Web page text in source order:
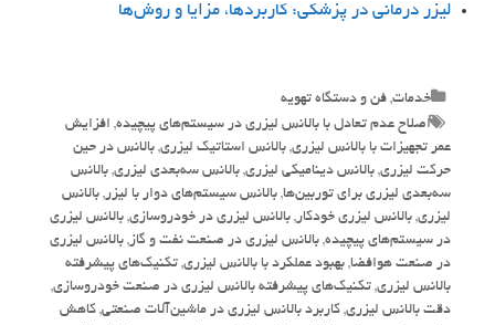
لیزر درمانی در پزشکی: کاربردها، مزایا و روش‌ها
Categories
خدمات, فن و دستگاه تهویه
Tags
اصلاح عدم تعادل با بالانس لیزری در سیستم‌های پیچیده, افزایش
عمر تجهیزات با بالانس لیزری, بالانس استاتیک لیزری, بالانس در حین
حرکت لیزری, بالانس دینامیکی لیزری, بالانس سه‌بعدی لیزری, بالانس
سه‌بعدی لیزری برای توربین‌ها, بالانس سیستم‌های دوار با لیزر, بالانس
لیزری, بالانس لیزری خودکار, بالانس لیزری در خودروسازی, بالانس لیزری
در سیستم‌های پیچیده, بالانس لیزری در صنعت نفت و گاز, بالانس لیزری
در صنعت هوافضا, بهبود عملکرد با بالانس لیزری, تکنیک‌های پیشرفته
بالانس لیزری, تکنیک‌های پیشرفته بالانس لیزری در صنعت خودروسازی,
دقت بالانس لیزری, کاربرد بالانس لیزری در ماشین‌آلات صنعتی, کاهش